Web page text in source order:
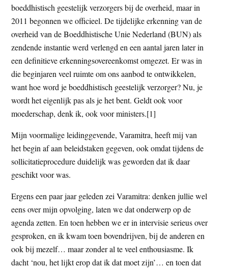
boeddhistisch geestelijk verzorgers bij de overheid, maar in
2011 begonnen we officieel. De tijdelijke erkenning van de
overheid van de Boeddhistische Unie Nederland (BUN) als
zendende instantie werd verlengd en een aantal jaren later in
een definitieve erkenningsovereenkomst omgezet. Er was in
die beginjaren veel ruimte om ons aanbod te ontwikkelen,
want hoe word je boeddhistisch geestelijk verzorger? Nu, je
wordt het eigenlijk pas als je het bent. Geldt ook voor
moederschap, denk ik, ook voor ministers.[1]
Mijn voormalige leidinggevende, Varamitra, heeft mij van
het begin af aan beleidstaken gegeven, ook omdat tijdens de
sollicitatieprocedure duidelijk was geworden dat ik daar
geschikt voor was.
Ergens een paar jaar geleden zei Varamitra: denken jullie wel
eens over mijn opvolging, laten we dat onderwerp op de
agenda zetten. En toen hebben we er in intervisie serieus over
gesproken, en ik kwam toen bovendrijven, bij de anderen en
ook bij mezelf… maar zonder al te veel enthousiasme. Ik
dacht ‘nou, het lijkt erop dat ik dat moet zijn’… en toen dat